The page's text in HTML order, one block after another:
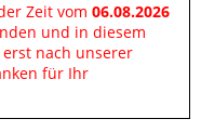
Zeit vom 06.08.2026
und in diesem
nach unserer
für Ihr